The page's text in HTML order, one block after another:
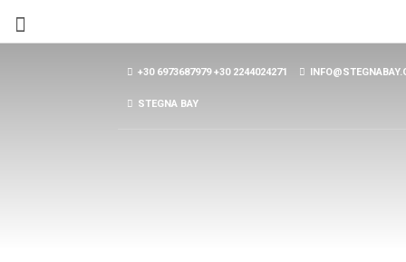
+30 6973687979 +30 2244024271
STEGNA BAY